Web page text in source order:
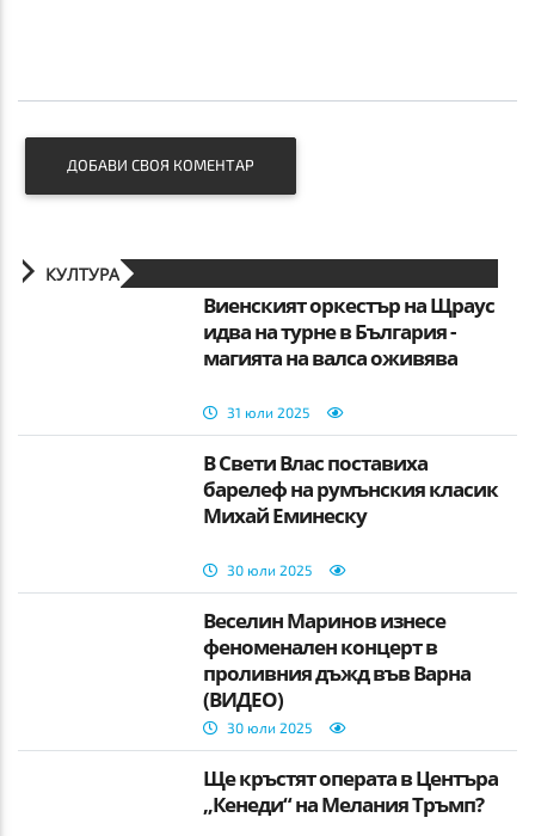
ДОБАВИ СВОЯ КОМЕНТАР
КУЛТУРА
Виенският оркестър на Щраус
идва на турне в България -
магията на валса оживява
31 юли 2025
В Свети Влас поставиха
барелеф на румънския класик
Михай Еминеску
30 юли 2025
Веселин Маринов изнесе
феноменален концерт в
проливния дъжд във Варна
(ВИДЕО)
30 юли 2025
Ще кръстят операта в Центъра
„Кенеди“ на Мелания Тръмп?